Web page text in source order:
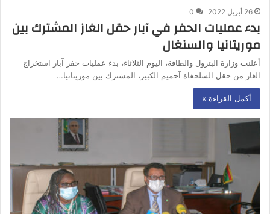
26 أبريل 2022 0
بدء عمليات الحفر في آبار حقل الغاز المشترك بين
موريتانيا والسنغال
أعلنت وزارة البترول والطاقة، اليوم الثلاثاء، بدء عمليات حفر آبار استخراج
الغاز من حقل السلحفاة آحميم الكبير، المشترك بين موريتانيا…
أكمل القراءة »